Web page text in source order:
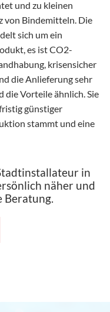
und zu kleinen
von Bindemitteln. Die
sich um ein
es ist CO2-
krisensicher
die Anlieferung sehr
die Vorteile ähnlich. Sie
günstiger
stammt und eine
in
näher und
Beratung.